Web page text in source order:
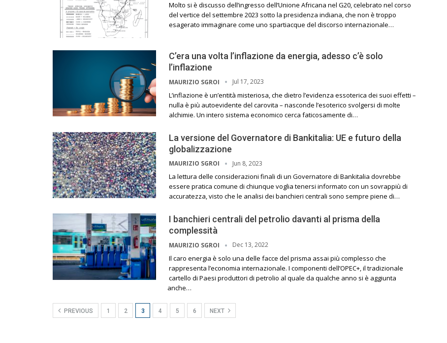
Molto si è discusso dell’ingresso dell’Unione Africana nel G20, celebrato nel corso
del vertice del settembre 2023 sotto la presidenza indiana, che non è troppo
esagerato immaginare come uno spartiacque del discorso internazionale…
C’era una volta l’inflazione da energia, adesso c’è solo
l’inflazione
MAURIZIO SGROI Jul 17, 2023
L’inflazione è un’entità misteriosa, che dietro l’evidenza essoterica dei suoi effetti –
nulla è più autoevidente del carovita – nasconde l’esoterico svolgersi di molte
alchimie. Un intero sistema economico cerca faticosamente di…
La versione del Governatore di Bankitalia: UE e futuro della
globalizzazione
MAURIZIO SGROI Jun 8, 2023
La lettura delle considerazioni finali di un Governatore di Bankitalia dovrebbe
essere pratica comune di chiunque voglia tenersi informato con un sovrappiù di
accuratezza, visto che le analisi dei banchieri centrali sono sempre piene di…
I banchieri centrali del petrolio davanti al prisma della
complessità
MAURIZIO SGROI Dec 13, 2022
Il caro energia è solo una delle facce del prisma assai più complesso che
rappresenta l’economia internazionale. I componenti dell’OPEC+, il tradizionale
cartello di Paesi produttori di petrolio al quale da qualche anno si è aggiunta
anche…
PREVIOUS 1 2 3 4 5 6 NEXT